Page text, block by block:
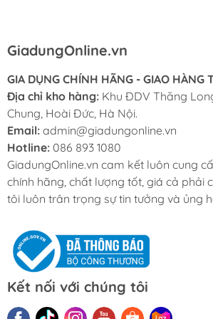
GiadungOnline.vn
GIA DỤNG CHÍNH HÃNG - GIAO HÀNG
Địa chỉ kho hàng: Khu ĐDV Thăng
Chung, Hoài Đức, Hà Nội.
Email: admin@giadungonline.vn
Hotline: 086 893 1080
GiadungOnline.vn cam kết luôn cung
chính hãng, chất lượng tốt, giá cả phải
tôi luôn trân trọng sự tin tưởng và ủng
Kết nối với chúng tôi